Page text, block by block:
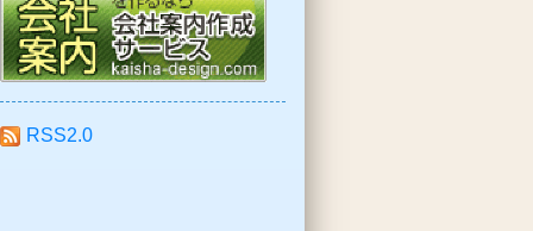
RSS2.0